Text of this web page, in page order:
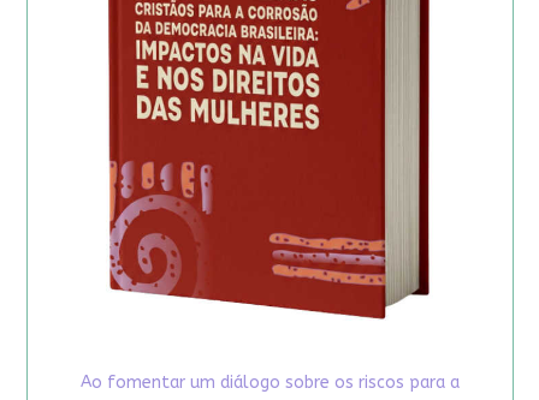
Ao fomentar um diálogo sobre os riscos para a